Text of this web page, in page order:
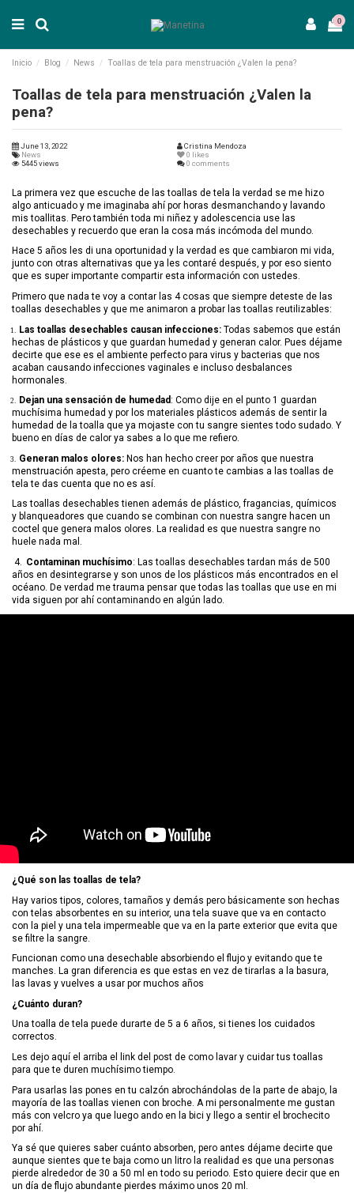
0
Inicio Blog News Toallas de tela para menstruación ¿Valen la pena?
Toallas de tela para menstruación ¿Valen la
pena?
June 13, 2022
Cristina Mendoza
News
0 likes
5445 views
0 comments
La primera vez que escuche de las toallas de tela la verdad se me hizo
algo anticuado y me imaginaba ahí por horas desmanchando y lavando
mis toallitas. Pero también toda mi niñez y adolescencia use las
desechables y recuerdo que eran la cosa más incómoda del mundo.
Hace 5 años les di una oportunidad y la verdad es que cambiaron mi vida,
junto con otras alternativas que ya les contaré después, y por eso siento
que es super importante compartir esta información con ustedes.
Primero que nada te voy a contar las 4 cosas que siempre deteste de las
toallas desechables y que me animaron a probar las toallas reutilizables:
1. Las toallas desechables causan infecciones: Todas sabemos que están
hechas de plásticos y que guardan humedad y generan calor. Pues déjame
decirte que ese es el ambiente perfecto para virus y bacterias que nos
acaban causando infecciones vaginales e incluso desbalances
hormonales.
2. Dejan una sensación de humedad: Como dije en el punto 1 guardan
muchísima humedad y por los materiales plásticos además de sentir la
humedad de la toalla que ya mojaste con tu sangre sientes todo sudado. Y
bueno en días de calor ya sabes a lo que me refiero.
3. Generan malos olores: Nos han hecho creer por años que nuestra
menstruación apesta, pero créeme en cuanto te cambias a las toallas de
tela te das cuenta que no es así.
Las toallas desechables tienen además de plástico, fragancias, químicos
y blanqueadores que cuando se combinan con nuestra sangre hacen un
coctel que genera malos olores. La realidad es que nuestra sangre no
huele nada mal.
4. Contaminan muchísimo: Las toallas desechables tardan más de 500
años en desintegrarse y son unos de los plásticos más encontrados en el
océano. De verdad me trauma pensar que todas las toallas que use en mi
vida siguen por ahí contaminando en algún lado.
¿Qué son las toallas de tela?
Hay varios tipos, colores, tamaños y demás pero básicamente son hechas
con telas absorbentes en su interior, una tela suave que va en contacto
con la piel y una tela impermeable que va en la parte exterior que evita que
se filtre la sangre.
Funcionan como una desechable absorbiendo el flujo y evitando que te
manches. La gran diferencia es que estas en vez de tirarlas a la basura,
las lavas y vuelves a usar por muchos años
¿Cuánto duran?
Una toalla de tela puede durarte de 5 a 6 años, si tienes los cuidados
correctos.
Les dejo aquí el arriba el link del post de como lavar y cuidar tus toallas
para que te duren muchísimo tiempo.
Para usarlas las pones en tu calzón abrochándolas de la parte de abajo, la
mayoría de las toallas vienen con broche. A mi personalmente me gustan
más con velcro ya que luego ando en la bici y llego a sentir el brochecito
por ahí.
Ya sé que quieres saber cuánto absorben, pero antes déjame decirte que
aunque sientes que te baja como un litro la realidad es que una personas
pierde alrededor de 30 a 50 ml en todo su periodo. Esto quiere decir que en
un día de flujo abundante pierdes máximo unos 20 ml.